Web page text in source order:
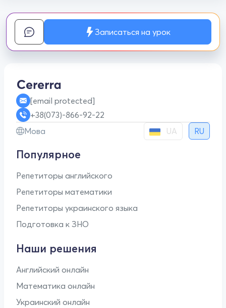
Записаться на урок
[email protected]
+38(073)-866-92-22
Мова
UA RU
Популярное
Репетиторы английского
Репетиторы математики
Репетиторы украинского языка
Подготовка к ЗНО
Наши решения
Английский онлайн
Математика онлайн
Украинский онлайн